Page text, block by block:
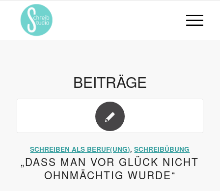
BEITRÄGE
SCHREIBEN ALS BERUF(UNG),SCHREIBÜBUNG
„DASS MAN VOR GLÜCK NICHT
OHNMÄCHTIG WURDE“